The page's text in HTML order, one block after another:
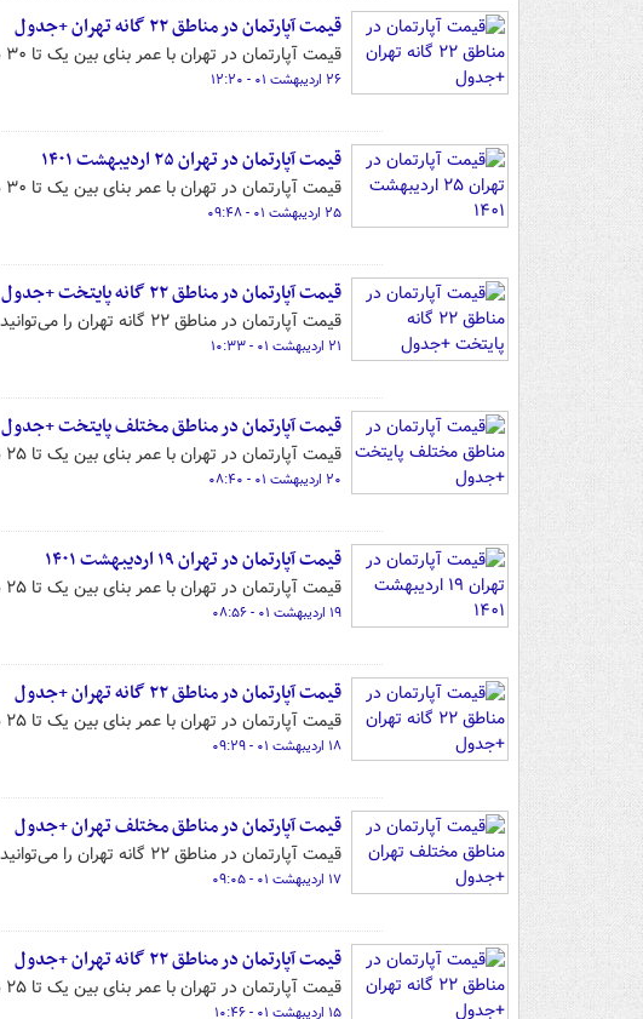
قیمت آپارتمان در مناطق ۲۲ گانه تهران +جدول
قیمت آپارتمان در تهران با عمر بنای بین یک تا ۳۰ سال را می‌توانید در این گزارش مشاهده کنید.
۲۶ اردیبهشت ۰۱ - ۱۲:۲۰
قیمت آپارتمان در تهران ۲۵ اردیبهشت ۱۴۰۱
قیمت آپارتمان در تهران با عمر بنای بین یک تا ۳۰ سال را می‌توانید در این گزارش مشاهده کنید.
۲۵ اردیبهشت ۰۱ - ۰۹:۴۸
قیمت آپارتمان در مناطق ۲۲ گانه پایتخت +جدول
قیمت آپارتمان در مناطق ۲۲ گانه تهران را می‌توانید در این گزارش مشاهده کنید.
۲۱ اردیبهشت ۰۱ - ۱۰:۳۳
قیمت آپارتمان در مناطق مختلف پایتخت +جدول
قیمت آپارتمان در تهران با عمر بنای بین یک تا ۲۵ سال را می‌توانید در این گزارش مشاهده کنید.
۲۰ اردیبهشت ۰۱ - ۰۸:۴۰
قیمت آپارتمان در تهران ۱۹ اردیبهشت ۱۴۰۱
قیمت آپارتمان در تهران با عمر بنای بین یک تا ۲۵ سال را می‌توانید در این گزارش مشاهده کنید.
۱۹ اردیبهشت ۰۱ - ۰۸:۵۶
قیمت آپارتمان در مناطق ۲۲ گانه تهران +جدول
قیمت آپارتمان در تهران با عمر بنای بین یک تا ۲۵ سال را می‌توانید در این گزارش مشاهده کنید.
۱۸ اردیبهشت ۰۱ - ۰۹:۲۹
قیمت آپارتمان در مناطق مختلف تهران +جدول
قیمت آپارتمان در مناطق ۲۲ گانه تهران را می‌توانید در این گزارش مشاهده کنید.
۱۷ اردیبهشت ۰۱ - ۰۹:۰۵
قیمت آپارتمان در مناطق ۲۲ گانه تهران +جدول
قیمت آپارتمان در تهران با عمر بنای بین یک تا ۲۵ سال را می‌توانید در این گزارش مشاهده کنید.
۱۵ اردیبهشت ۰۱ - ۱۰:۴۶